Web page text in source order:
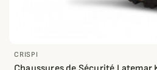
CRISPI